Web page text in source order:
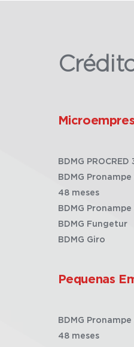
BDMG PROCRED
BDMG
48 meses
BDMG
BDMG Fungetur
BDMG Giro
Pequenas
BDMG
48 meses